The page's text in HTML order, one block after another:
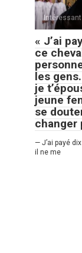
Intéressant
« J’ai
ce
les
je
jeune
se
changer
— J’ai payé
il ne me